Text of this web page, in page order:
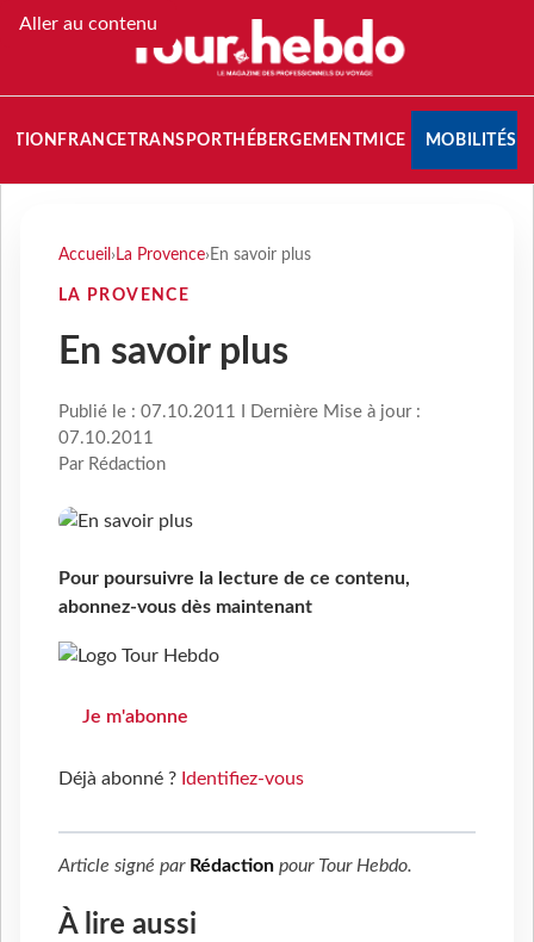
Aller au contenu
FRANCETRANSPORT HÉBERGEMENTMICE MOBILITÉS
Accueil › La Provence› En savoir plus
LA PROVENCE
En savoir plus
Publié le : 07.10.2011 I Dernière Mise à jour :
07.10.2011
Par Rédaction
Pour poursuivre la lecture de ce contenu,
abonnez-vous dès maintenant
Je m'abonne
Déjà abonné ? Identifiez-vous
Article signé par Rédaction pour Tour Hebdo.
À lire aussi